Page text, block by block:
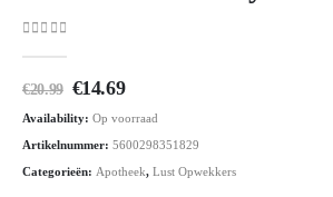
€20.99 Oorspronkelijke
was:
€20.99.
€14.69Huidige
is:
€14.69.
Availability: Op voorraad
Artikelnummer: 5600298351829
Categorieën: Apotheek, Lust Opwekkers